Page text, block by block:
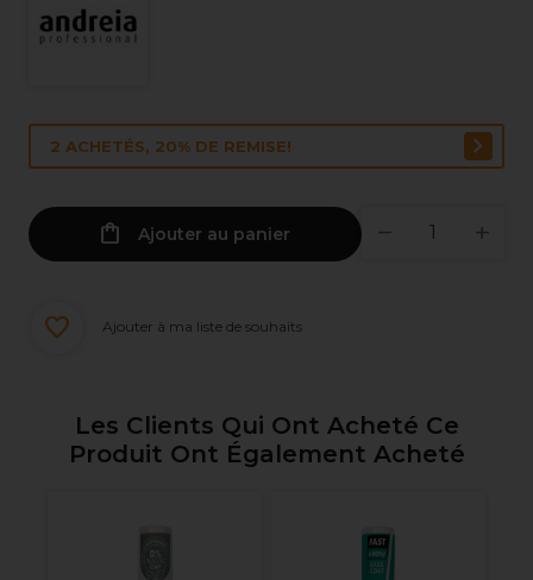
2 ACHETÉS, 20% DE REMISE!
Ajouter au panier
Ajouter à ma liste de souhaits
Les Clients Qui Ont Acheté Ce
Produit Ont Également Acheté